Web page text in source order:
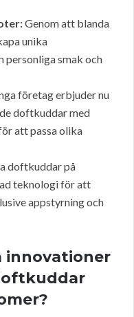
Genom att blanda
unika
personliga smak och
företag erbjuder nu
doftkuddar med
att passa olika
doftkuddar på
teknologi för att
appstyrning och
innovationer